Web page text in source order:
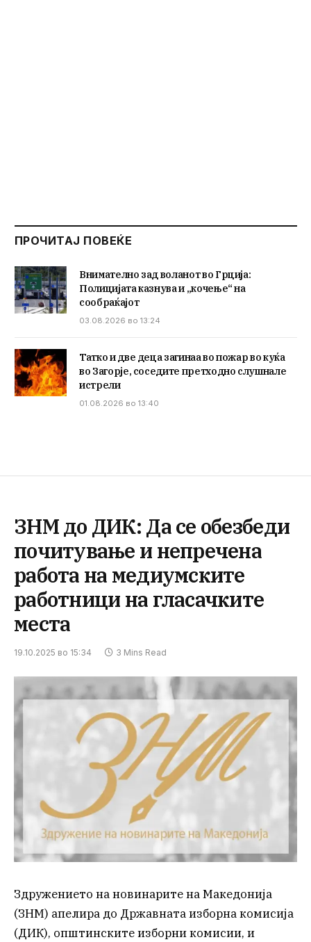
ПРОЧИТАЈ ПОВЕЌЕ
Внимателно зад воланот во Грција:
Полицијата казнува и „кочење“ на
сообраќајот
03.08.2026 во 13:24
Татко и две деца загинаа во пожар во куќа
во Загорје, соседите претходно слушнале
истрели
01.08.2026 во 13:40
ЗНМ до ДИК: Да се обезбеди
почитување и непречена
работа на медиумските
работници на гласачките
места
19.10.2025 во 15:34 3 Mins Read
Здружението на новинарите на Македонија
(ЗНМ) апелира до Државната изборна комисија
(ДИК), општинските изборни комисии, и